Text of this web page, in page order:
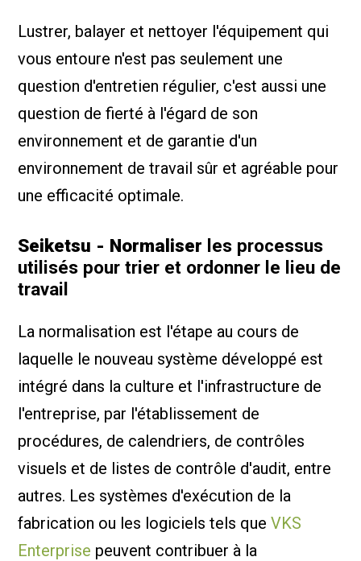
Lustrer, balayer et nettoyer l'équipement qui
vous entoure n'est pas seulement une
question d'entretien régulier, c'est aussi une
question de fierté à l'égard de son
environnement et de garantie d'un
environnement de travail sûr et agréable pour
une efficacité optimale.
Seiketsu - Normaliser les processus
utilisés pour trier et ordonner le lieu de
travail
La normalisation est l'étape au cours de
laquelle le nouveau système développé est
intégré dans la culture et l'infrastructure de
l'entreprise, par l'établissement de
procédures, de calendriers, de contrôles
visuels et de listes de contrôle d'audit, entre
autres. Les systèmes d'exécution de la
fabrication ou les logiciels tels queVKS
Enterprise peuvent contribuer à la